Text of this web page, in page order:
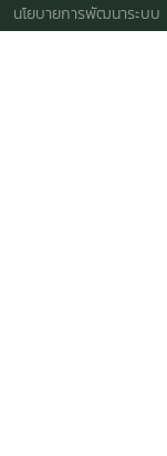
นโยบายการพัฒนาระบบ